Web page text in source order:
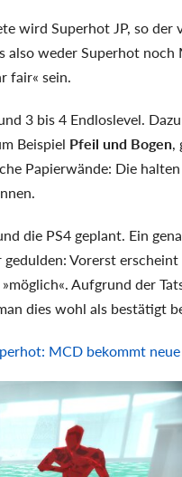
wird Superhot JP, so der
also weder Superhot
fair« sein.
3 bis 4 Endloslevel.
Beispiel Pfeil und Bogen,
Papierwände: Die
die PS4 geplant. Ein
Vorerst
Aufgrund der
dies wohl als bestätigt
MCD bekommt